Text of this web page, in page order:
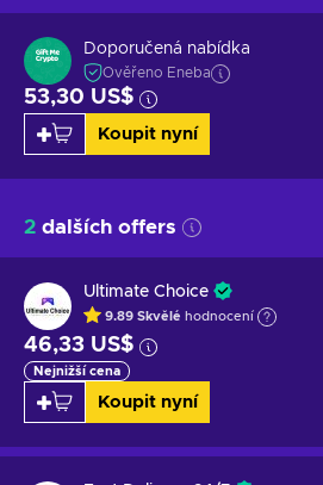
Doporučená nabídka
Ověřeno Eneba
53,30 US$
Koupit nyní
2 dalších offers
Ultimate Choice
9.89 Skvělé hodnocení
46,33 US$
Nejnižší cena
Koupit nyní